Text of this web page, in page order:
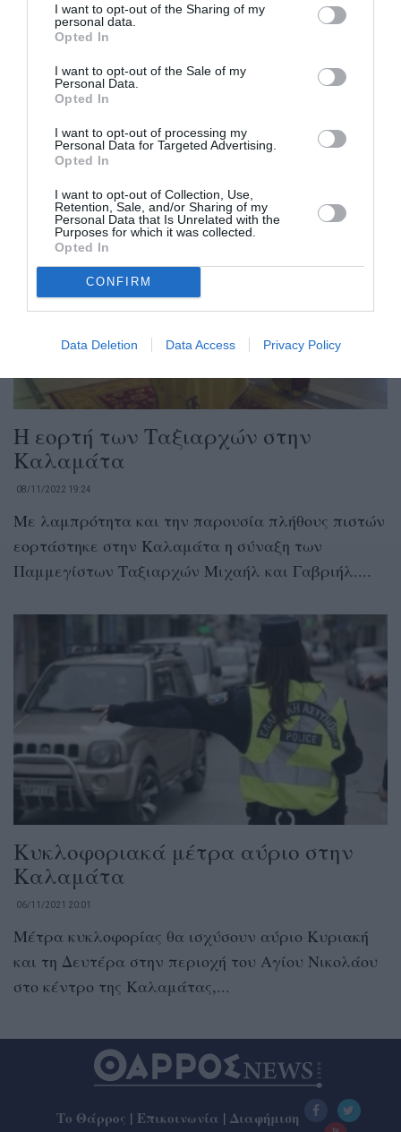
I want to opt-out of the Sharing of my
personal data.
Opted In
I want to opt-out of the Sale of my
Personal Data.
Opted In
I want to opt-out of processing my
Personal Data for Targeted Advertising.
Opted In
I want to opt-out of Collection, Use,
Retention, Sale, and/or Sharing of my
Personal Data that Is Unrelated with the
Purposes for which it was collected.
Opted In
CONFIRM
Data Deletion Data Access Privacy Policy
Ο εσπερινός των Ταξιαρχών στο
“Ταξιαρχάκι” της Καλαμάτας
07/11/2024 21:58
Με την παρουσία πλήθους πιστών, τόσο εντός όσο
και έξωθεν του Παρεκκλησίου των Παμμεγίστων
Ταξιαρχών, γνωστό στην Καλαμάτα...
Η εορτή των Ταξιαρχών στην
Καλαμάτα
08/11/2022 19:24
Με λαμπρότητα και την παρουσία πλήθους πιστών
εορτάστηκε στην Καλαμάτα η σύναξη των
Παμμεγίστων Ταξιαρχών Μιχαήλ και Γαβριήλ....
Κυκλοφοριακά μέτρα αύριο στην
Καλαμάτα
06/11/2021 20:01
Μέτρα κυκλοφορίας θα ισχύσουν αύριο Κυριακή
και τη Δευτέρα στην περιοχή του Αγίου Νικολάου
στο κέντρο της Καλαμάτας,...
Το Θάρρος | Επικοινωνία | Διαφήμιση